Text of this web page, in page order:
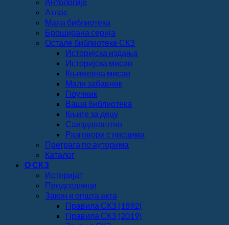
Атлас
Мала библиотека
Броширана серија
Остале библиотеке СКЗ
Историјска издања
Историјска мисао
Књижевна мисао
Мали забавник
Поучник
Ваша библиотека
Књиге за децу
Саиздаваштво
Разговори с писцима
Претрага по ауторима
Каталог
О СКЗ
Историјат
Председници
Закон и општа акта
Правила СКЗ (1892)
Правила СКЗ (2019)